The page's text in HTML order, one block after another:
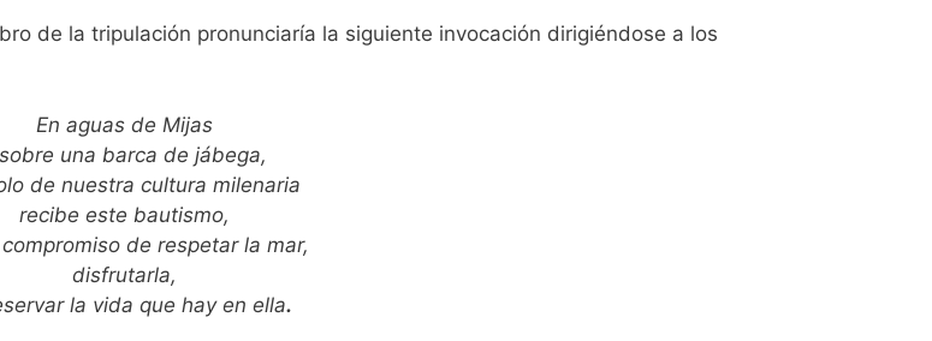
de la tripulación pronunciaría la siguiente invocación dirigiéndose a los
En aguas de Mijas
una barca de jábega,
de nuestra cultura milenaria
recibe este bautismo,
de respetar la mar,
disfrutarla,
la vida que hay en ella.